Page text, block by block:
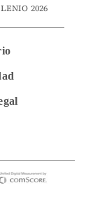
2026